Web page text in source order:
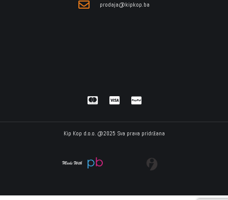
prodaja@kipkop.ba
Kip Kop d.o.o. @2025 Sva prava pridržana